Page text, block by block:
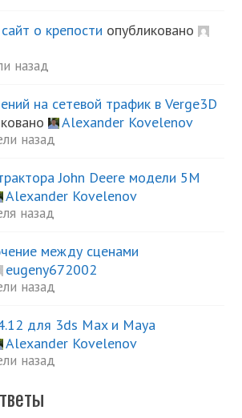
о крепости опубликовано
назад
на сетевой трафик в Verge3D
Alexander Kovelenov
назад
John Deere модели 5М
Alexander Kovelenov
назад
между сценами
eugeny672002
назад
для 3ds Max и Maya
Alexander Kovelenov
назад